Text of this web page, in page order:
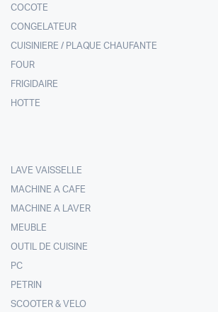
COCOTE
CONGELATEUR
CUISINIERE / PLAQUE CHAUFANTE
FOUR
FRIGIDAIRE
HOTTE
LAVE VAISSELLE
MACHINE A CAFE
MACHINE A LAVER
MEUBLE
OUTIL DE CUISINE
PC
PETRIN
SCOOTER & VELO